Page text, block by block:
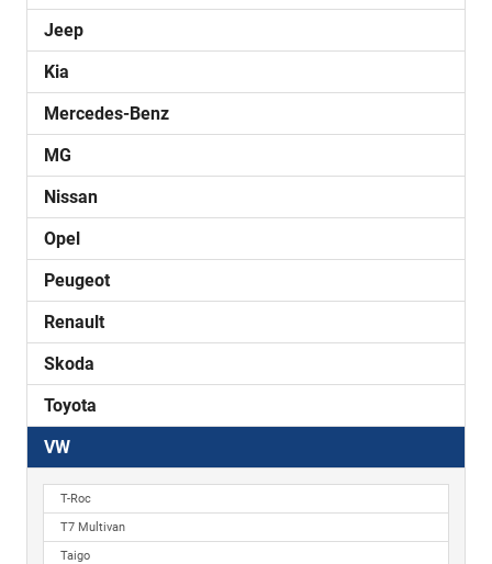
Jeep
Kia
Mercedes-Benz
MG
Nissan
Opel
Peugeot
Renault
Skoda
Toyota
VW
T-Roc
T7 Multivan
Taigo